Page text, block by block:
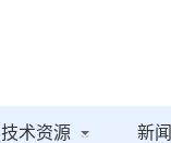
技术资源 新